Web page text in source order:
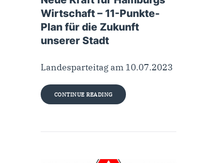
Wirtschaft – 11-Punkte-
Plan für die Zukunft
unserer Stadt
Landesparteitag am 10.07.2023
CONTINUE READING